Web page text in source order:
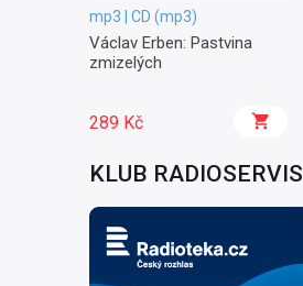
mp3 | CD (mp3)
Václav Erben: Pastvina
zmizelých
289 Kč
KLUB RADIOSERVIS